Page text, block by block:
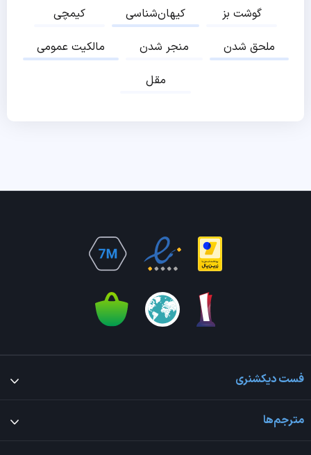
کیمچی
کیهان‌شناسی
گوشت بز
مالکیت عمومی
منجر شدن
ملحق شدن
مقل
فست دیکشنری
مترجم‌ها